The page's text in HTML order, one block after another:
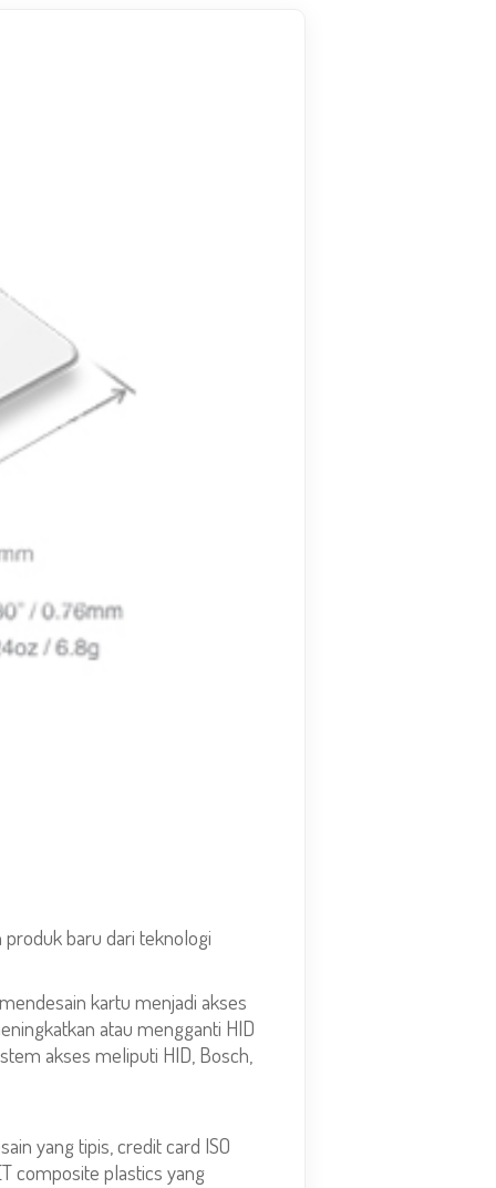
baru dari teknologi
kartu menjadi akses
atau mengganti HID
akses meliputi HID, Bosch,
yang tipis, credit card ISO
composite plastics yang